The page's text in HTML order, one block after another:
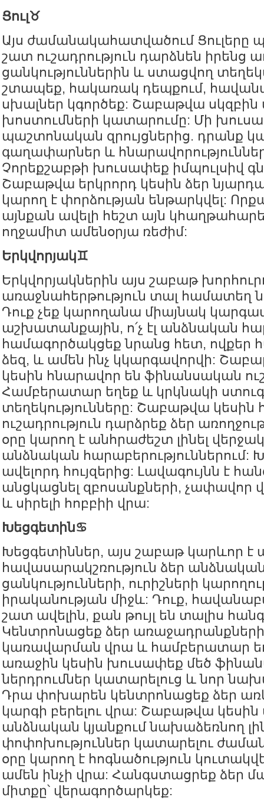
Ցուլ♉️
Այս ժամանակահատվածում Ցուլերը
շատ ուշադրություն դարձնեն իրենց
ցանկություններին և ստացվող
շտապեք, հակառակ դեպքում,
սխալներ կգործեք: Շաբաթվա սկզբին
խոստումների կատարումը: Մի
պաշտոնական զրույցներից. դրանք
գաղափարներ և հնարավորություններ
Չորեքշաբթի խուսափեք իմպուլսիվ
Շաբաթվա երկրորդ կեսին ձեր
կարող է փորձության ենթարկվել:
այնքան ավելի հեշտ այն
ողջամիտ ամենօրյա ռեժիմ:
Երկվորյակ♊️
Երկվորյակներին այս շաբաթ
առաջնահերթություն տալ համատեղ
Դուք չեք կարողանա միայնակ
աշխատանքային, ո՛չ էլ անձնական
համագործակցեք նրանց հետ, ովքեր
ձեզ, և ամեն ինչ կկարգավորվի:
կեսին հնարավոր են ֆինանսական
Համբերատար եղեք և կրկնակի
տեղեկությունները: Շաբաթվա կեսին
ուշադրություն դարձրեք ձեր
օրը կարող է անհրաժեշտ լինել
անձնական հարաբերություններում:
ավելորդ հույզերից: Լավագույնն է
անցկացնել զբոսանքների, չափավոր
և սիրելի հոբբիի վրա:
Խեցգետին♋️
Խեցգետիններ, այս շաբաթ կարևոր է
հավասարակշռություն ձեր
ցանկությունների, ուրիշների
իրականության միջև: Դուք,
շատ ավելին, քան թույլ են տալիս
Կենտրոնացեք ձեր
կառավարման վրա և համբերատար
առաջին կեսին խուսափեք մեծ
ներդրումներ կատարելուց և նոր
Դրա փոխարեն կենտրոնացեք ձեր
կարգի բերելու վրա: Շաբաթվա կեսին
անձնական կյանքում նախաձեռնող
փոփոխություններ կատարելու
օրը կարող է հոգնածություն
ամեն ինչի վրա: Հանգստացրեք ձեր
միտքը՝ վերագործարկեք: